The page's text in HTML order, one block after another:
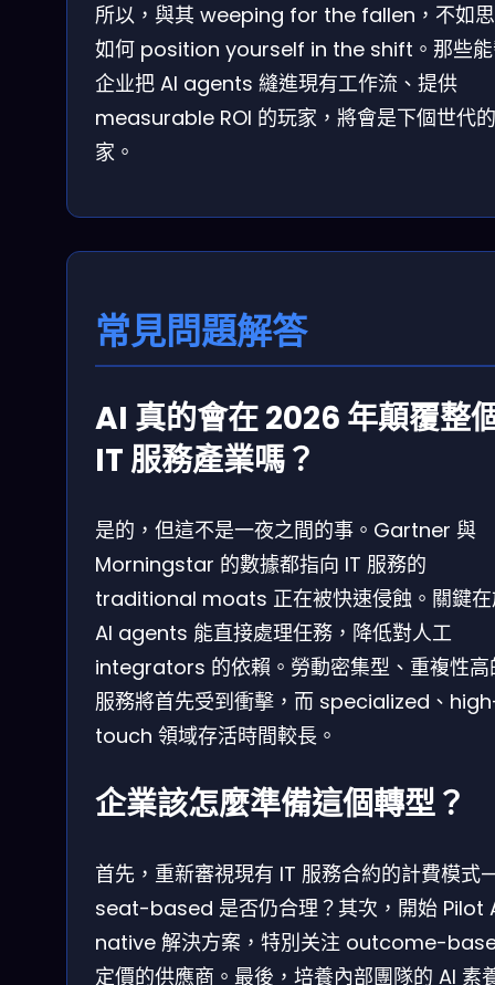
所以，與其 weeping for the fallen，不如
如何 position yourself in the shift。那些
企业把 AI agents 縫進現有工作流、提供
measurable ROI 的玩家，將會是下個世代
家。
常見問題解答
AI 真的會在 2026 年顛覆整
IT 服務產業嗎？
是的，但這不是一夜之間的事。Gartner 與
Morningstar 的數據都指向 IT 服務的
traditional moats 正在被快速侵蝕。關鍵
AI agents 能直接處理任務，降低對人工
integrators 的依賴。勞動密集型、重複性高
服務將首先受到衝擊，而 specialized、
touch 領域存活時間較長。
企業該怎麼準備這個轉型？
首先，重新審視現有 IT 服務合約的計費模
seat-based 是否仍合理？其次，開始 Pilot
native 解決方案，特別关注 outcome-
定價的供應商。最後，培養內部團隊的 AI 素